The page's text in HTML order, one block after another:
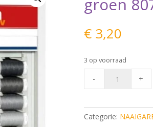
groen
€3,20
3 op voorraad
Donker
groen
- +
Categorie: